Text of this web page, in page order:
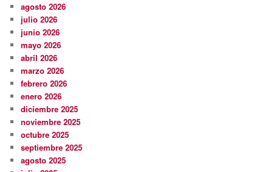
agosto 2026
julio 2026
junio 2026
mayo 2026
abril 2026
marzo 2026
febrero 2026
enero 2026
diciembre 2025
noviembre 2025
octubre 2025
septiembre 2025
agosto 2025